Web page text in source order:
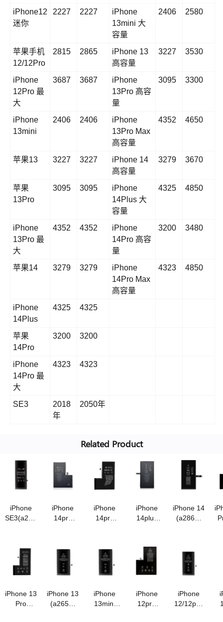
iPhone12
迷你
2227 2227
iPhone
13mini 大
容量
2406 2580
苹果手机
12/12Pro
2815 2865
iPhone 13
高容量
3227 3530
iPhone
12Pro 最
大
3687 3687
iPhone
13Pro 高容
量
3095 3300
iPhone
13mini
2406 2406
iPhone
13Pro Max
高容量
4352 4650
苹果13 3227 3227
iPhone 14
高容量
3279 3670
苹果
13Pro
3095 3095
iPhone
14Plus 大
容量
4325 4850
iPhone
13Pro 最
大
4352 4352
iPhone
14Pro 高容
量
3200 3480
苹果14 3279 3279
iPhone
14Pro Max
高容量
4323 4850
iPhone
14Plus
4325 4325
苹果
14Pro
3200 3200
iPhone
14Pro 最
大
4323 4323
SE3
2018
年
2050年
Related Product
iPhone
SE3(a2819)
3.88v/2018mah
A级钴电
池
iPhone
14pro
容量
3.86v/4323mah
A级钴电
池
iPhone
14pro
3.87v/3200mah
A 级钴电
池
iPhone
14plus
3.86v/4325mah
A 级钴电
池
iPhone 14
(a2863)
池原装品
质
iPhone 13
Pro
iPhone 13
(a2655)
iPhone
13mini
iPhone
12pro
iPhone
12/12pro